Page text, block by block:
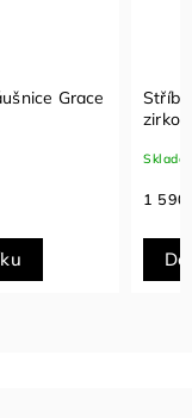
Grace
1 590